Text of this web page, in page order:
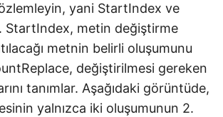
yani StartIndex ve
StartIndex, metin değiştirme
metnin belirli oluşumunu
değiştirilmesi gereken
tanımlar. Aşağıdaki görüntüde,
yalnızca iki oluşumunun 2.